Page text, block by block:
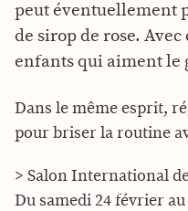
peut éventuellement
de sirop de rose. Avec
enfants qui aiment le
Dans le même esprit,
pour briser la routine
> Salon International
Du samedi 24 février